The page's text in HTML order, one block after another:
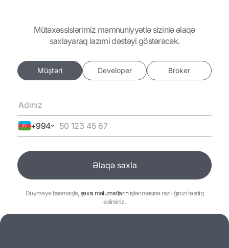
mütəxəssislərimiz məmnuniyyətlə sizinlə əlaqə
saxlayaraq lazımi dəstəyi göstərəcək.
Müştəri Developer Broker
+994
Əlaqə saxla
Əlaqə saxla
düyməyə basmaqla,şəxsi məlumatlarınişlənməsinə razılığınızı təsdiq
edirsiniz.